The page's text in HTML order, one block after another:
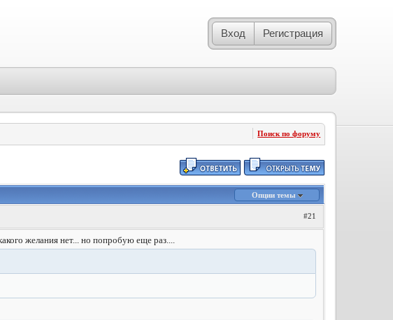
Вход Регистрация
Поиск по форуму
Опции темы
#21
желания нет... но попробую еще раз....